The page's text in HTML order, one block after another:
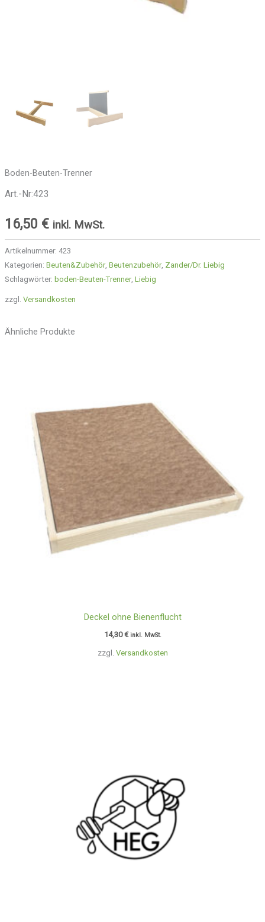
Boden-Beuten-Trenner
Art.-Nr:423
16,50 € inkl. MwSt.
Artikelnummer: 423
Kategorien: Beuten&Zubehör, Beutenzubehör, Zander/Dr. Liebig
Schlagwörter: boden-Beuten-Trenner, Liebig
zzgl. Versandkosten
Ähnliche Produkte
zzgl. Versandkosten
Deckel ohne Bienenflucht
14,30€ inkl. MwSt.